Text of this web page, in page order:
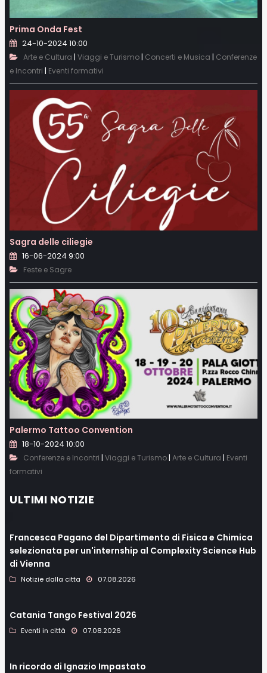
Prima Onda Fest
24-10-2024 10:00
Arte e Cultura | Viaggi e Turismo | Concerti e Musica | Conferenze
e Incontri | Eventi formativi
Sagra delle ciliegie
16-06-2024 9:00
Feste e Sagre
Palermo Tattoo Convention
18-10-2024 10:00
Conferenze e Incontri | Viaggi e Turismo| Arte e Cultura | Eventi
formativi
ULTIMI NOTIZIE
Francesca Pagano del Dipartimento di Fisica e Chimica
selezionata per un'internship al Complexity Science Hub
di Vienna
Notizie dalla citta 07.08.2026
Catania Tango Festival 2026
Eventi in città 07.08.2026
In ricordo di Ignazio Impastato